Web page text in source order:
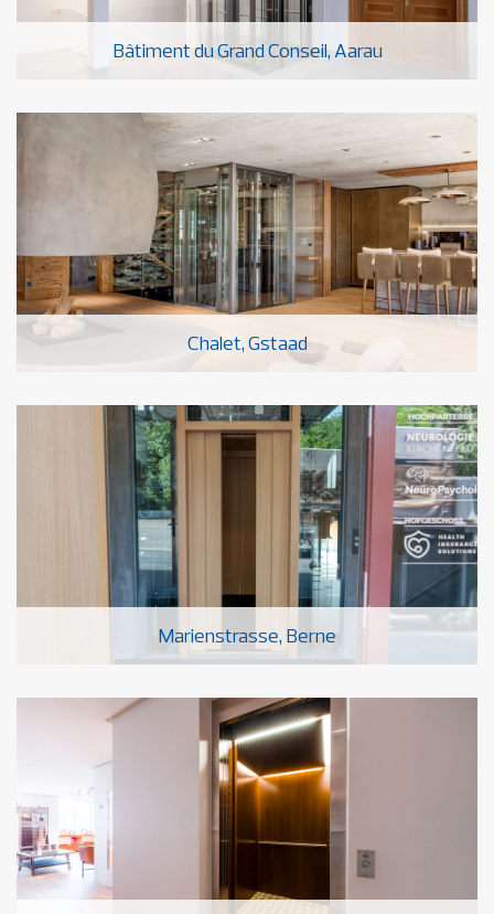
Bâtiment du Grand Conseil, Aarau
Chalet, Gstaad
Marienstrasse, Berne